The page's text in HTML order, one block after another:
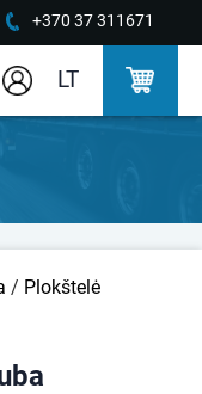
+370 37 311671
LT
/ Plokštelė